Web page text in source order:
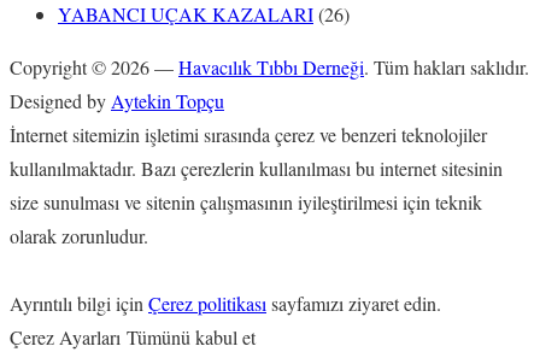
YABANCI UÇAK KAZALARI(26)
Copyright © 2026 —Havacılık Tıbbı Derneği. Tüm hakları saklıdır.
Designed byAytekin Topçu
İnternet sitemizin işletimi sırasında çerez ve benzeri teknolojiler
kullanılmaktadır. Bazı çerezlerin kullanılması bu internet sitesinin
size sunulması ve sitenin çalışmasının iyileştirilmesi için teknik
olarak zorunludur.
Ayrıntılı bilgi içinÇerez politikasısayfamızı ziyaret edin.
Çerez Ayarları Tümünü kabul et